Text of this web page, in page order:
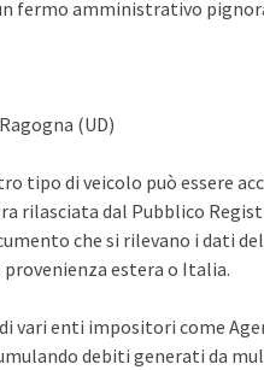
fermo amministrativo
(UD)
tipo di veicolo può essere
rilasciata dal Pubblico
che si rilevano i dati
estera o Italia.
vari enti impositori come
debiti generati da